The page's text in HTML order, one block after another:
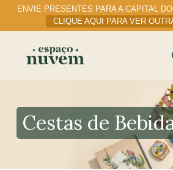
ENVIE PRESENTES PARA A CAPITAL
CLIQUE AQUI PARA VER
Cart
Cestas de